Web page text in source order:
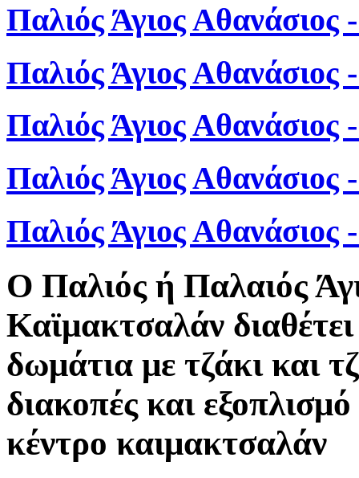
Παλιός Άγιος Αθανάσιος
Παλιός Άγιος Αθανάσιος
Παλιός Άγιος Αθανάσιος
Παλιός Άγιος
Παλιός Άγιος
Ο Παλιός ή Παλαιός
Καϊμακτσαλάν
δωμάτια με τζάκι και
διακοπές και
κέντρο καιμακτσαλάν